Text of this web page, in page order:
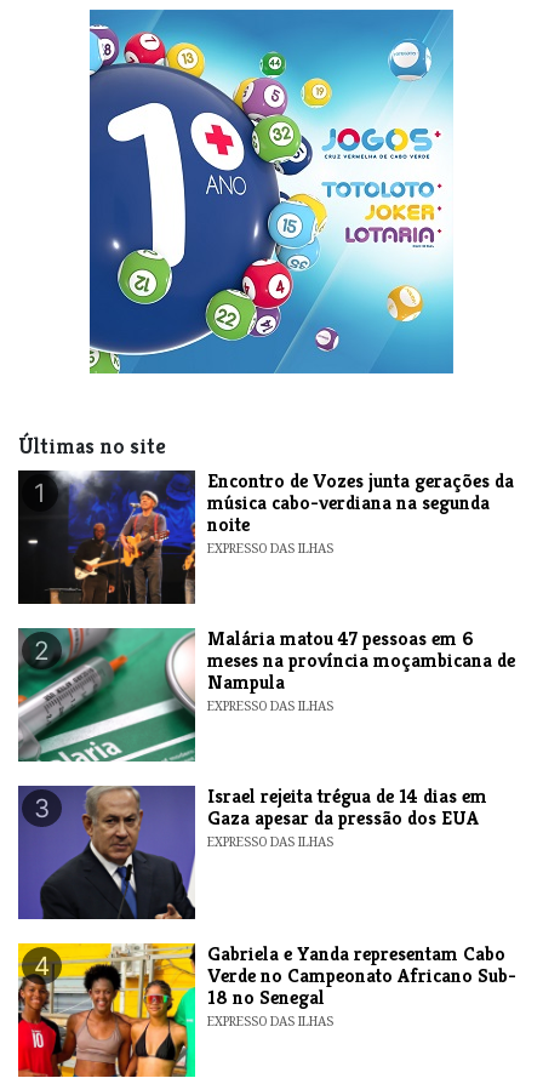
Últimas no site
1
Encontro de Vozes junta gerações da
música cabo-verdiana na segunda
noite
EXPRESSO DAS ILHAS
2
​Malária matou 47 pessoas em 6
meses na província moçambicana de
Nampula
EXPRESSO DAS ILHAS
3
​Israel rejeita trégua de 14 dias em
Gaza apesar da pressão dos EUA
EXPRESSO DAS ILHAS
4
Gabriela e Yanda representam Cabo
Verde no Campeonato Africano Sub-
18 no Senegal
EXPRESSO DAS ILHAS